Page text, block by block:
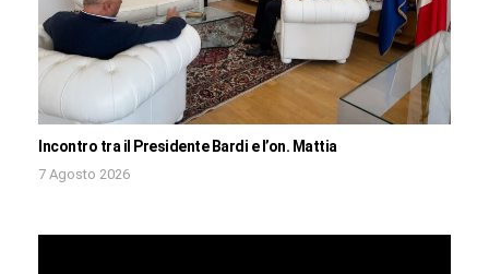
Incontro tra il Presidente Bardi e l’on. Mattia
7 Agosto 2026